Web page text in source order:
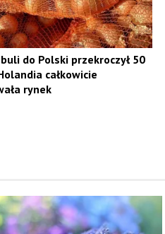
do Polski przekroczył 50
całkowicie
rynek